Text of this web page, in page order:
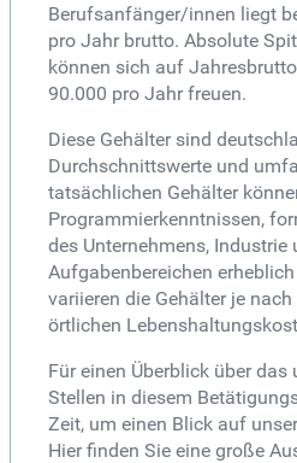
Berufsanfänger/innen liegt
pro Jahr brutto. Absolute
können sich auf
90.000 pro Jahr freuen.
Diese Gehälter sind
Durchschnittswerte und
tatsächlichen Gehälter
Programmierkenntnissen,
des Unternehmens, Industrie
Aufgabenbereichen
variieren die Gehälter je
örtlichen
Für einen Überblick über
Stellen in diesem
Zeit, um einen Blick auf
Hier finden Sie eine große